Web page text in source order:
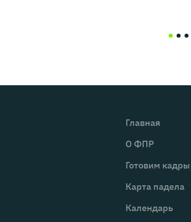
Главная
О ФПР
Готовим кадры
Карта падела
Календарь